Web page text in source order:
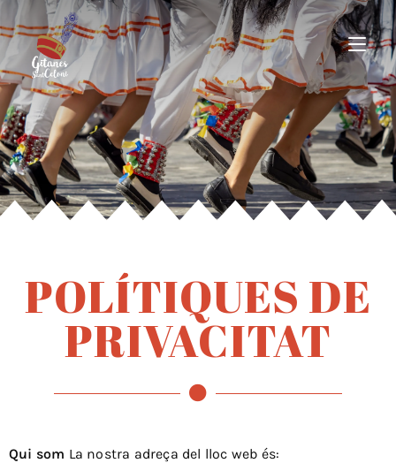
POLÍTIQUES DE
PRIVACITAT
Qui som La nostra adreça del lloc web és: